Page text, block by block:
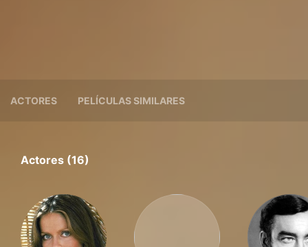
ACTORES PELÍCULAS SIMILARES
Actores (16)